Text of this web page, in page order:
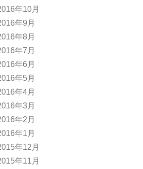
年10月
年9月
年8月
年7月
年6月
年5月
年4月
年3月
年2月
年1月
年12月
年11月